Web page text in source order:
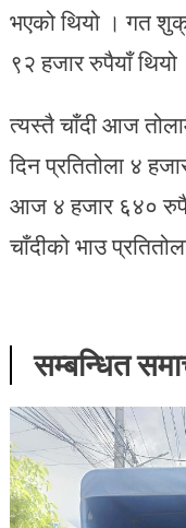
भएको थियो । गत
९२ हजार रुपैयाँ थियो
त्यस्तै चाँदी आज
दिन प्रतितोला ४
आज ४ हजार ६४०
चाँदीको भाउ
सम्बन्धित